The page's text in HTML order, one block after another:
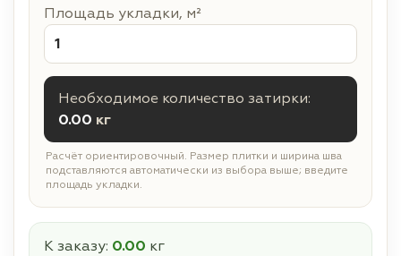
Площадь укладки, м²
Необходимое количество затирки:
0.00 кг
Расчёт ориентировочный. Размер плитки и ширина шва
подставляются автоматически из выбора выше; введите
площадь укладки.
К заказу: 0.00 кг